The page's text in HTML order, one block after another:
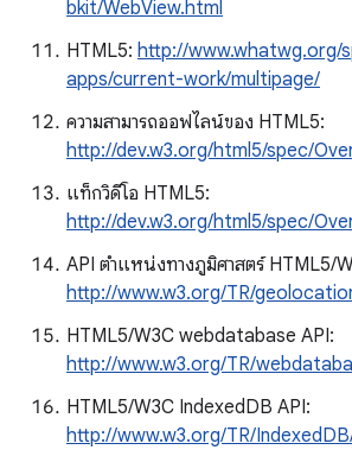
bkit/WebView.html
HTML5: http://www.whatwg.org/
apps/current-work/multipage/
ความสามารถออฟไลน์ของ HTML5:
http://dev.w3.org/html5/spec/
แท็กวิดีโอ HTML5:
http://dev.w3.org/html5/spec/
API ตําแหน่งทางภูมิศาสตร์ HTML5/
http://www.w3.org/TR/
HTML5/W3C webdatabase API:
http://www.w3.org/TR/
HTML5/W3C IndexedDB API:
http://www.w3.org/TR/